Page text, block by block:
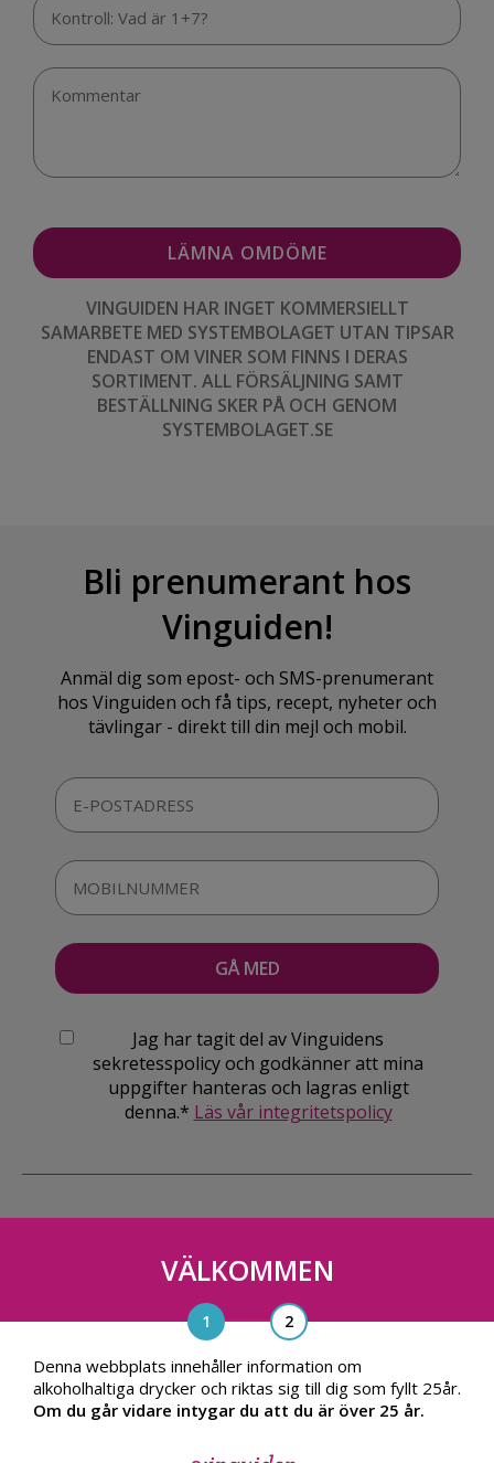
VINGUIDEN HAR INGET KOMMERSIELLT
SAMARBETE MED SYSTEMBOLAGET UTAN TIPSAR
ENDAST OM VINER SOM FINNS I DERAS
SORTIMENT. ALL FÖRSÄLJNING SAMT
BESTÄLLNING SKER PÅ OCH GENOM
SYSTEMBOLAGET.SE
Bli prenumerant hos
Vinguiden!
Anmäl dig som epost- och SMS-prenumerant
hos Vinguiden och få tips, recept, nyheter och
tävlingar - direkt till din mejl och mobil.
Jag har tagit del av Vinguidens
sekretesspolicy och godkänner att mina
uppgifter hanteras och lagras enligt
denna.* Läs vår integritetspolicy
Vinguiden Nordic AB
Blasieholmsgatan 4A, 111 48, Stockholm
info@vinguiden.com
VÄLKOMMEN
Denna webbplats innehåller information om
alkoholhaltiga drycker och riktas sig till dig som fyllt 25år.
Om du går vidare intygar du att du är över 25 år.